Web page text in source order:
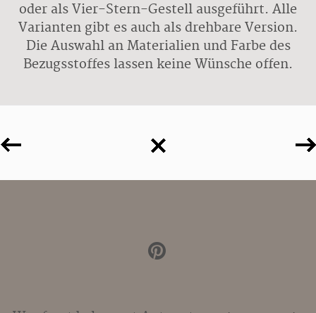
oder als Vier-Stern-Gestell ausgeführt. Alle
Varianten gibt es auch als drehbare Version.
Die Auswahl an Materialien und Farbe des
Bezugsstoffes lassen keine Wünsche offen.